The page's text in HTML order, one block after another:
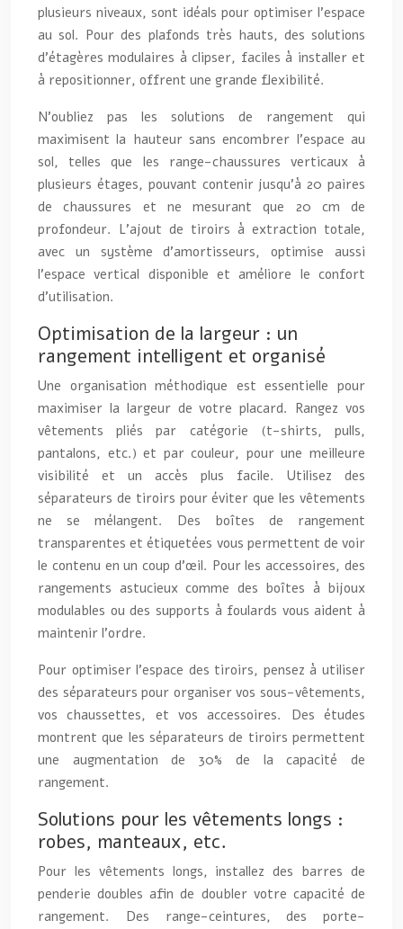
plusieurs niveaux, sont idéals pour optimiser l’espace
au sol. Pour des plafonds très hauts, des solutions
d’étagères modulaires à clipser, faciles à installer et
à repositionner, offrent une grande flexibilité.
N’oubliez pas les solutions de rangement qui
maximisent la hauteur sans encombrer l’espace au
sol, telles que les range-chaussures verticaux à
plusieurs étages, pouvant contenir jusqu’à 20 paires
de chaussures et ne mesurant que 20 cm de
profondeur. L’ajout de tiroirs à extraction totale,
avec un système d’amortisseurs, optimise aussi
l’espace vertical disponible et améliore le confort
d’utilisation.
Optimisation de la largeur : un
rangement intelligent et organisé
Une organisation méthodique est essentielle pour
maximiser la largeur de votre placard. Rangez vos
vêtements pliés par catégorie (t-shirts, pulls,
pantalons, etc.) et par couleur, pour une meilleure
visibilité et un accès plus facile. Utilisez des
séparateurs de tiroirs pour éviter que les vêtements
ne se mélangent. Des boîtes de rangement
transparentes et étiquetées vous permettent de voir
le contenu en un coup d’œil. Pour les accessoires, des
rangements astucieux comme des boîtes à bijoux
modulables ou des supports à foulards vous aident à
maintenir l’ordre.
Pour optimiser l’espace des tiroirs, pensez à utiliser
des séparateurs pour organiser vos sous-vêtements,
vos chaussettes, et vos accessoires. Des études
montrent que les séparateurs de tiroirs permettent
une augmentation de 30% de la capacité de
rangement.
Solutions pour les vêtements longs :
robes, manteaux, etc.
Pour les vêtements longs, installez des barres de
penderie doubles afin de doubler votre capacité de
rangement. Des range-ceintures, des porte-